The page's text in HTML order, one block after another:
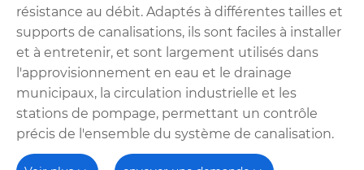
résistance au débit. Adaptés à différentes tailles et
supports de canalisations, ils sont faciles à installer
et à entretenir, et sont largement utilisés dans
l'approvisionnement en eau et le drainage
municipaux, la circulation industrielle et les
stations de pompage, permettant un contrôle
précis de l'ensemble du système de canalisation.